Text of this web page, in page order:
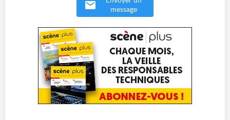
message